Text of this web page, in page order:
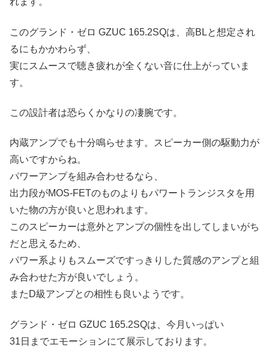
このグランド・ゼロ GZUC 165.2SQは、高BLと想定され
るにもかかわらず、
実にスムースで聴き疲れが全くない音に仕上がっていま
す。
この設計者は恐らくかなりの凄腕です。
内蔵アンプでも十分鳴らせます。スピーカー側の駆動力が
高いですからね。
パワーアンプを組み合わせるなら、
出力段がMOS-FETのものよりもパワートランジスタを用
いた物の方が良いと思われます。
このスピーカーは意外とアンプの個性を出してしまいがち
だと思えるため、
パワー系よりもスムーズですっきりした質感のアンプと組
み合わせた方が良いでしょう。
またD級アンプとの相性も良いようです。
グランド・ゼロ GZUC 165.2SQは、今月いっぱい
31日までエモーションにて展示しております。